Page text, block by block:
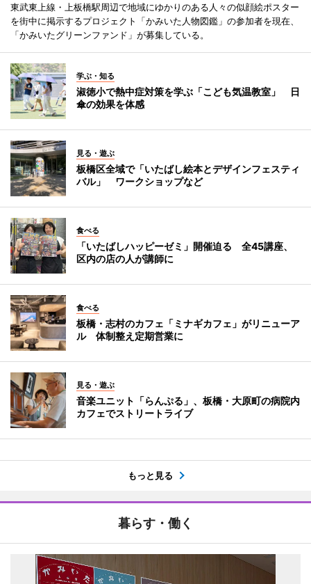
東武東上線・上板橋駅周辺で地域にゆかりのある人々の似顔絵ポスター
を街中に掲示するプロジェクト「かみいた人物図鑑」の参加者を現在、
「かみいたグリーンファンド」が募集している。
学ぶ・知る
淑徳小で熱中症対策を学ぶ「こども気温教室」 日
傘の効果を体感
見る・遊ぶ
板橋区全域で「いたばし絵本とデザインフェスティ
バル」 ワークショップなど
食べる
「いたばしハッピーゼミ」開催迫る 全45講座、
区内の店の人が講師に
食べる
板橋・志村のカフェ「ミナギカフェ」がリニューア
ル 体制整え定期営業に
見る・遊ぶ
音楽ユニット「らんぷる」、板橋・大原町の病院内
カフェでストリートライブ
もっと見る
暮らす・働く